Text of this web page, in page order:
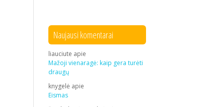
Naujausi komentarai
liauciute apie
Mažoji vienaragė: kaip gera turėti
draugų
knygelė apie
Eismas